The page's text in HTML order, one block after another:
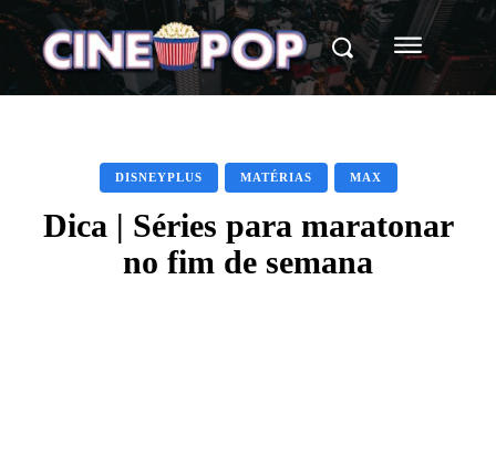
DISNEYPLUS MATÉRIAS MAX
Dica | Séries para maratonar
no fim de semana